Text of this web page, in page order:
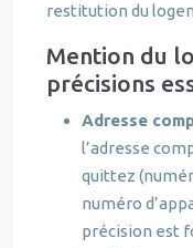
restitution du
Mention du
précisions
Adresse
l’adresse
quittez
numéro
précision est